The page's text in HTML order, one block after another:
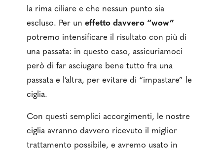
la rima ciliare e che nessun punto sia
escluso. Per uneffetto davvero “wow”
potremo intensificare il risultato con più di
una passata: in questo caso, assicuriamoci
però di far asciugare bene tutto fra una
passata e l’altra, per evitare di “impastare” le
ciglia.
Con questi semplici accorgimenti, le nostre
ciglia avranno davvero ricevuto il miglior
trattamento possibile, e avremo usato in